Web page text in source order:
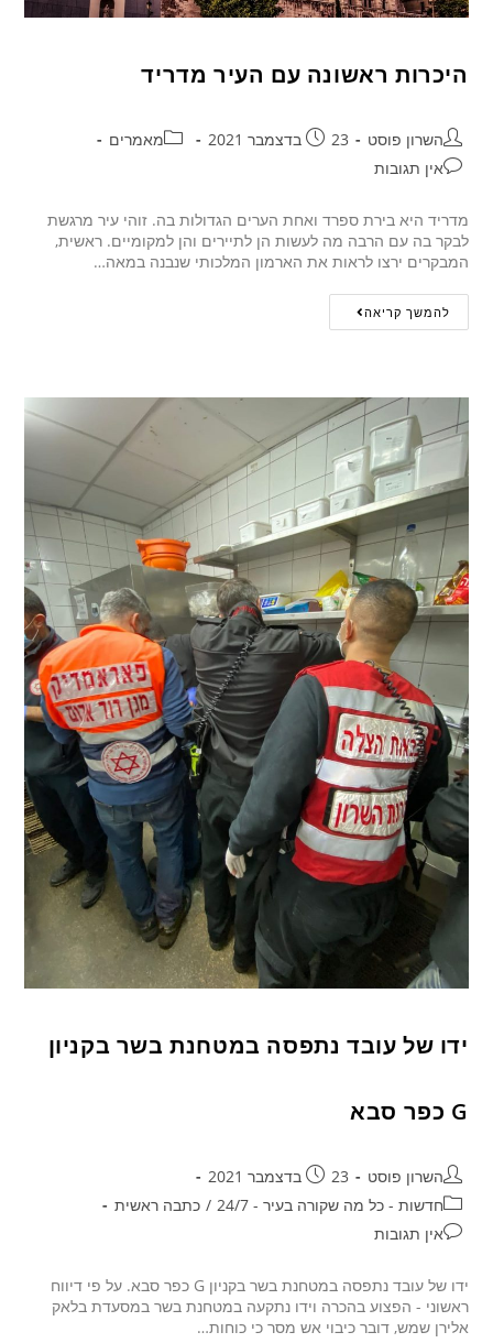
היכרות ראשונה עם העיר מדריד
השרון פוסט 23 בדצמבר 2021
מאמרים
אין תגובות
מדריד היא בירת ספרד ואחת הערים הגדולות בה. זוהי עיר מרגשת
לבקר בה עם הרבה מה לעשות הן לתיירים והן למקומיים. ראשית,
המבקרים ירצו לראות את הארמון המלכותי שנבנה במאה…
להמשך קריאה
ידו של עובד נתפסה במטחנת בשר בקניון
G כפר סבא
השרון פוסט
23 בדצמבר 2021
חדשות - כל מה שקורה בעיר - 24/7
/ כתבה ראשית
אין תגובות
ידו של עובד נתפסה במטחנת בשר בקניון G כפר סבא. על פי דיווח
ראשוני - הפצוע בהכרה וידו נתקעה במטחנת בשר במסעדת בלאק
אלירן שמש, דובר כיבוי אש מסר כי כוחות…